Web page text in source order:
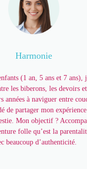
Harmonie
(1 an, 5 ans et 7 ans),
les biberons, les devoirs
années à naviguer entre
de partager mon
Mon objectif ?
folle qu’est la
beaucoup d’authenticité.